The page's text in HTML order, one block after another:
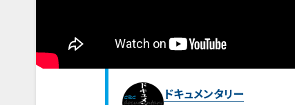
ドキュメンタリー